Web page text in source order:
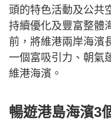
頭的特色活動及公共
持續優化及豐富整體
前，將維港兩岸海濱
一個富吸引力、朝氣
維港海濱。
暢遊港島海濱3